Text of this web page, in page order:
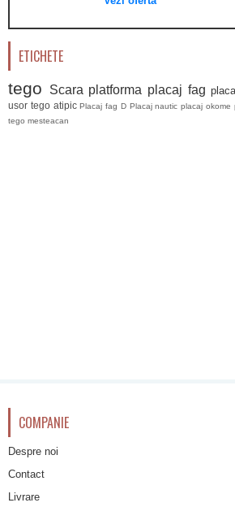
ETICHETE
tego Scara platforma placaj fag
usor tego atipic Placaj fag D Placaj nautic placaj okome
tego mesteacan
COMPANIE
Despre noi
Contact
Livrare